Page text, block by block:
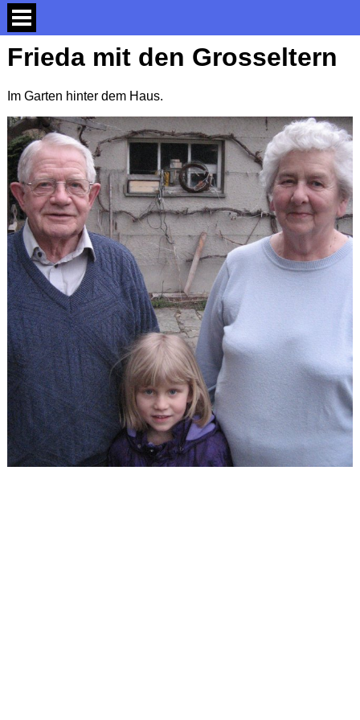
Frieda mit den Grosseltern
Im Garten hinter dem Haus.